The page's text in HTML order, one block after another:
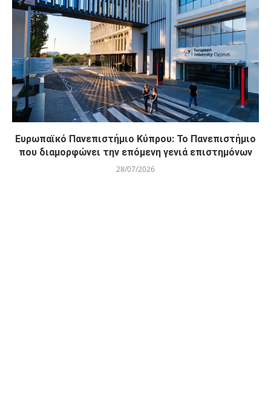
Ευρωπαϊκό Πανεπιστήμιο Κύπρου: Το Πανεπιστήμιο
που διαμορφώνει την επόμενη γενιά επιστημόνων
28/07/2026